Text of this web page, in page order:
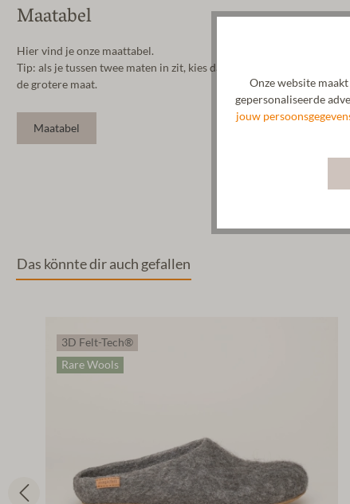
Maatabel
Hier vind je onze maattabel.
Tip: als je tussen twee maten in zit, kies dan
de grotere maat.
Maatabel
Das könnte dir auch gefallen
3D Felt-Tech®
Rare Wools
Onze website
gepersonaliseerde
jouw